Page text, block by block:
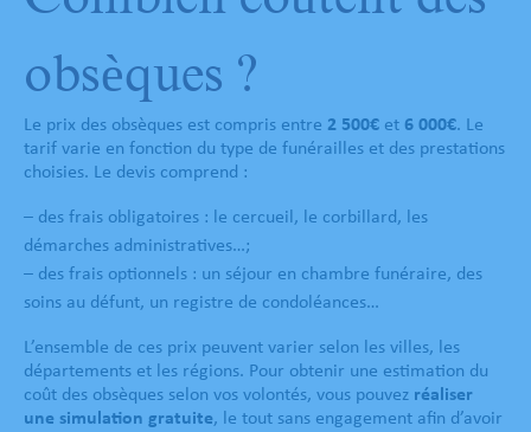
obsèques ?
Le prix des obsèques est compris entre 2 500€ et 6 000€. Le
tarif varie en fonction du type de funérailles et des prestations
choisies. Le devis comprend :
– des frais obligatoires : le cercueil, le corbillard, les
démarches administratives…;
– des frais optionnels : un séjour en chambre funéraire, des
soins au défunt, un registre de condoléances…
L’ensemble de ces prix peuvent varier selon les villes, les
départements et les régions. Pour obtenir une estimation du
coût des obsèques selon vos volontés, vous pouvez réaliser
une simulation gratuite, le tout sans engagement afin d’avoir